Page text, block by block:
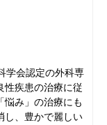
学会認定の外科専
性疾患の治療に従
悩み」の治療にも
し、豊かで麗しい